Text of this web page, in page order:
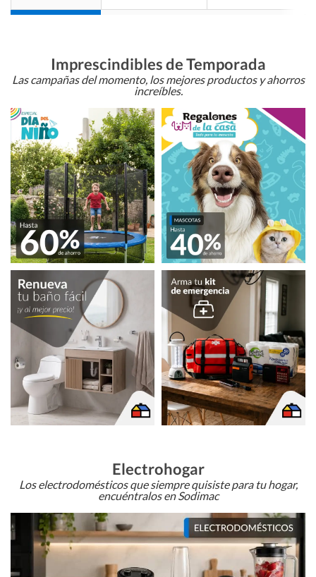
Imprescindibles de Temporada
Las campañas del momento, los mejores productos y ahorros
increíbles.
Electrohogar
Los electrodomésticos que siempre quisiste para tu hogar,
encuéntralos en Sodimac